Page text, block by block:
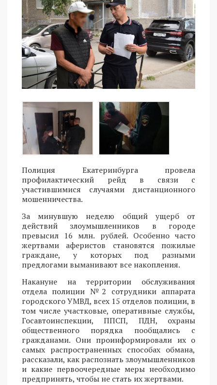
Полиция Екатеринбурга провела
профилактический рейд в связи с
участившимися случаями дистанционного
мошенничества.
За минувшую неделю общий ущерб от
действий злоумышленников в городе
превысил 16 млн. рублей. Особенно часто
жертвами аферистов становятся пожилые
граждане, у которых под разными
предлогами выманивают все накопления.
Накануне на территории обслуживания
отдела полиции №2 сотрудники аппарата
городского УМВД, всех 15 отделов полиции, в
том числе участковые, оперативные службы,
Госавтоинспекции, ППСП, ПДН, охраны
общественного порядка пообщались с
гражданами. Они проинформировали их о
самых распространенных способах обмана,
рассказали, как распознать злоумышленников
и какие первоочередные меры необходимо
предпринять, чтобы не стать их жертвами.